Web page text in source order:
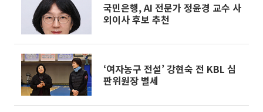
국민은행, AI 전문가 정윤경 교수 사
외이사 후보 추천
‘여자농구 전설’ 강현숙 전 KBL 심
판위원장 별세